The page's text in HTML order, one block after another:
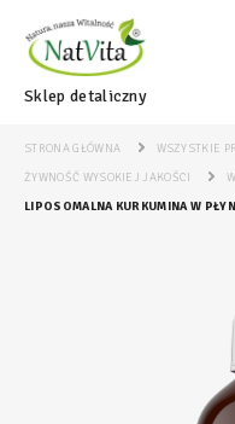
Sklep detaliczny
STRONA GŁÓWNA
WSZYSTKIE
ŻYWNOŚĆ WYSOKIEJ JAKOŚCI
LIPOSOMALNA KURKUMINA W